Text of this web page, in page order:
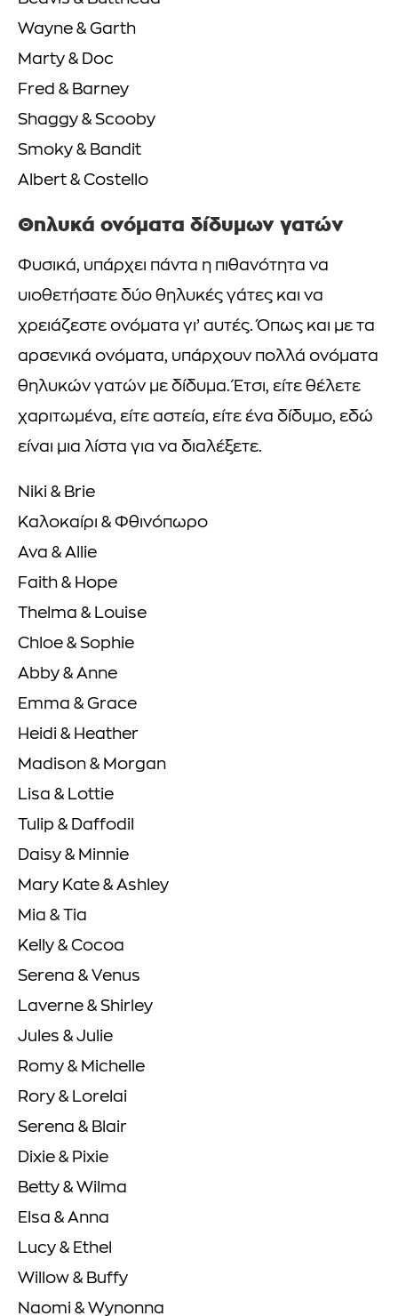
Wayne & Garth
Marty & Doc
Fred & Barney
Shaggy & Scooby
Smoky & Bandit
Albert & Costello
Θηλυκά ονόματα δίδυμων γατών
Φυσικά, υπάρχει πάντα η πιθανότητα να
υιοθετήσατε δύο θηλυκές γάτες και να
χρειάζεστε ονόματα γι’ αυτές. Όπως και με τα
αρσενικά ονόματα, υπάρχουν πολλά ονόματα
θηλυκών γατών με δίδυμα. Έτσι, είτε θέλετε
χαριτωμένα, είτε αστεία, είτε ένα δίδυμο, εδώ
είναι μια λίστα για να διαλέξετε.
Niki & Brie
Καλοκαίρι & Φθινόπωρο
Ava & Allie
Faith & Hope
Thelma & Louise
Chloe & Sophie
Abby & Anne
Emma & Grace
Heidi & Heather
Madison & Morgan
Lisa & Lottie
Tulip & Daffodil
Daisy & Minnie
Mary Kate & Ashley
Mia & Tia
Kelly & Cocoa
Serena & Venus
Laverne & Shirley
Jules & Julie
Romy & Michelle
Rory & Lorelai
Serena & Blair
Dixie & Pixie
Betty & Wilma
Elsa & Anna
Lucy & Ethel
Willow & Buffy
Naomi & Wynonna